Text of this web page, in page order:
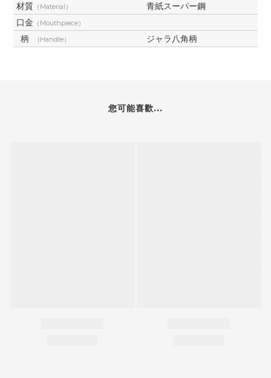
材質 （Material）
青紙スーパー鋼
口金 （Mouthpiece）
柄 (Handle） ジャラ八角柄
您可能喜歡...